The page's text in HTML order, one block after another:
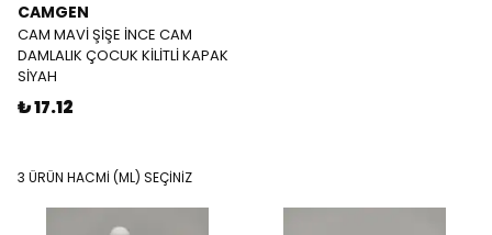
CAMGEN
CAM MAVİ ŞİŞE İNCE CAM
DAMLALIK ÇOCUK KİLİTLİ KAPAK
SİYAH
₺ 17.12
3 ÜRÜN HACMİ (ML) SEÇİNİZ